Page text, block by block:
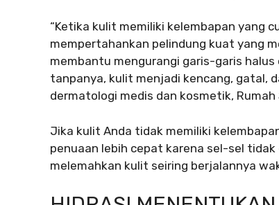
“Ketika kulit memiliki kelembapan yang
mempertahankan pelindung kuat yang
membantu mengurangi garis-garis
tanpanya, kulit menjadi kencang, gatal,
dermatologi medis dan kosmetik,
Jika kulit Anda tidak memiliki
penuaan lebih cepat karena sel-sel
melemahkan kulit seiring berjalannya